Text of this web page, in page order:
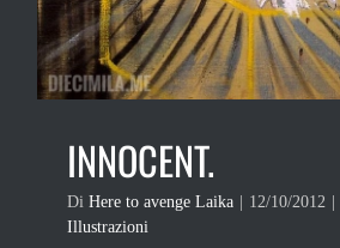
INNOCENT.
Di Here to avenge Laika 12/10/2012
Illustrazioni